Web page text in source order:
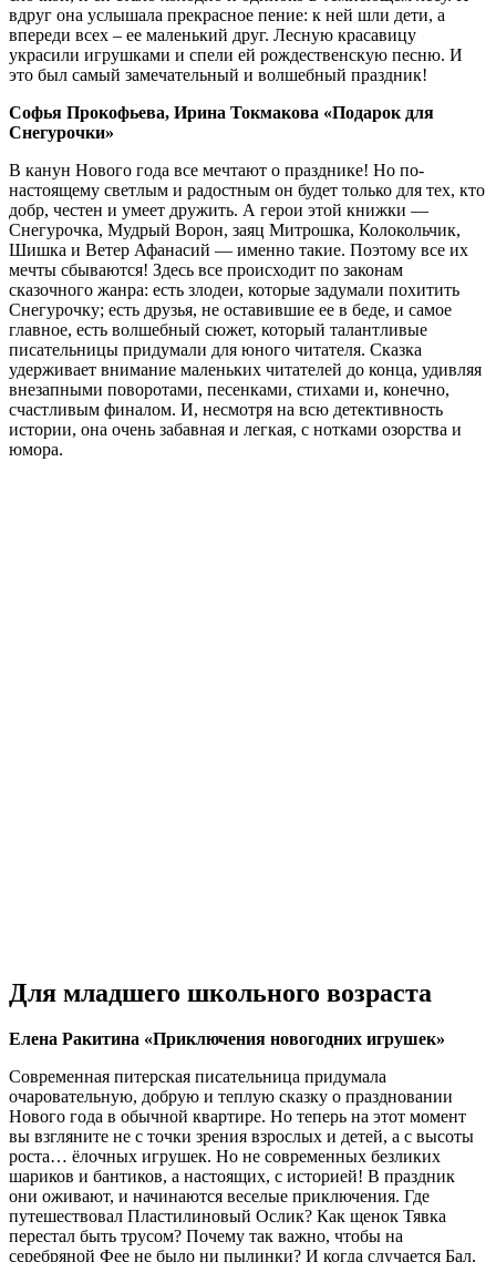
вдруг она услышала прекрасное пение: к ней шли дети, а
впереди всех – ее маленький друг. Лесную красавицу
украсили игрушками и спели ей рождественскую песню. И
это был самый замечательный и волшебный праздник!
Софья Прокофьева, Ирина Токмакова «Подарок для
Снегурочки»
В канун Нового года все мечтают о празднике! Но по-
настоящему светлым и радостным он будет только для тех, кто
добр, честен и умеет дружить. А герои этой книжки —
Снегурочка, Мудрый Ворон, заяц Митрошка, Колокольчик,
Шишка и Ветер Афанасий — именно такие. Поэтому все их
мечты сбываются! Здесь все происходит по законам
сказочного жанра: есть злодеи, которые задумали похитить
Снегурочку; есть друзья, не оставившие ее в беде, и самое
главное, есть волшебный сюжет, который талантливые
писательницы придумали для юного читателя. Сказка
удерживает внимание маленьких читателей до конца, удивляя
внезапными поворотами, песенками, стихами и, конечно,
счастливым финалом. И, несмотря на всю детективность
истории, она очень забавная и легкая, с нотками озорства и
юмора.
Для младшего школьного возраста
Елена Ракитина «Приключения новогодних игрушек»
Современная питерская писательница придумала
очаровательную, добрую и теплую сказку о праздновании
Нового года в обычной квартире. Но теперь на этот момент
вы взгляните не с точки зрения взрослых и детей, а с высоты
роста… ёлочных игрушек. Но не современных безликих
шариков и бантиков, а настоящих, с историей! В праздник
они оживают, и начинаются веселые приключения. Где
путешествовал Пластилиновый Ослик? Как щенок Тявка
перестал быть трусом? Почему так важно, чтобы на
серебряной Фее не было ни пылинки? И когда случается Бал,